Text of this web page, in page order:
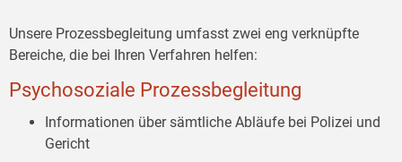
Unsere Prozessbegleitung umfasst zwei eng verknüpfte
Bereiche, die bei Ihren Verfahren helfen:
Psychosoziale Prozessbegleitung
Informationen über sämtliche Abläufe bei Polizei und
Gericht